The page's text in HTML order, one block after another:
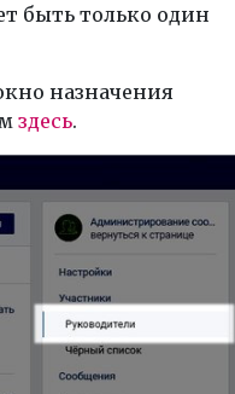
быть только один
назначения
здесь.